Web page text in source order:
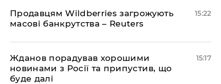
Продавцям Wildberries загрожують
масові банкрутства – Reuters
15:22
Жданов порадував хорошими
новинами з Росії та припустив, що
буде далі
15:17